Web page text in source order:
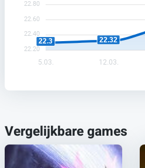
22.80
22.60
22.40
22.20
22.3 22.32
5.03. 12.03.
Vergelijkbare games